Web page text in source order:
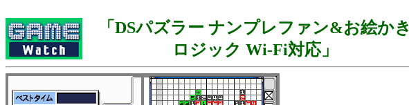
「DSパズラー ナンプレファン&お絵かき
ロジック Wi-Fi対応」